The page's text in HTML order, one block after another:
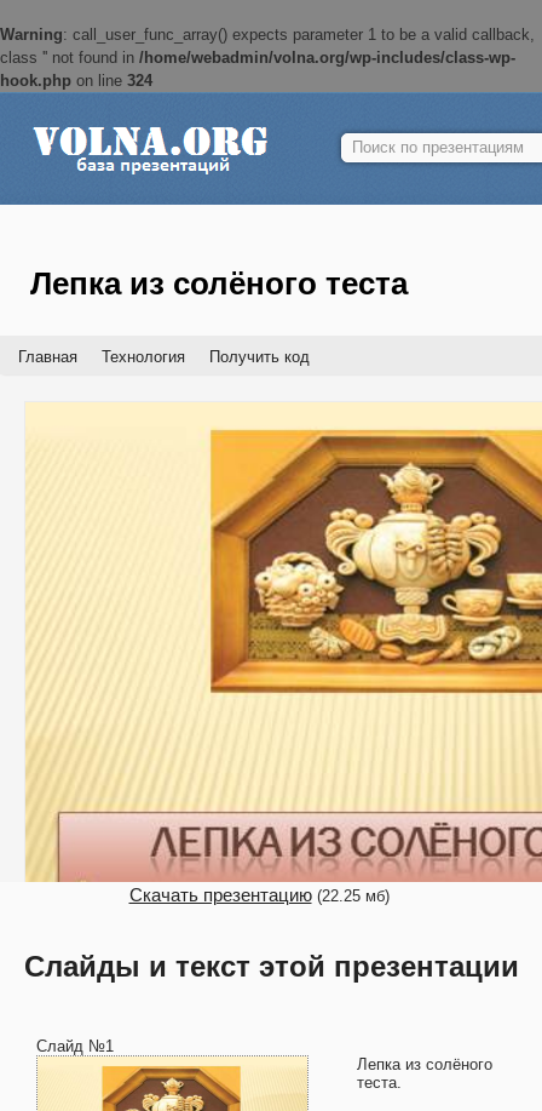
Warning: call_user_func_array() expects parameter 1 to be a valid callback,
class '' not found in /home/webadmin/volna.org/wp-includes/class-wp-
hook.php on line 324
Найти:
Лепка из солёного теста
Главная Технология Получить код
Скачать презентацию(22.25 мб)
Слайды и текст этой презентации
Слайд №1
Лепка из солёного
теста.